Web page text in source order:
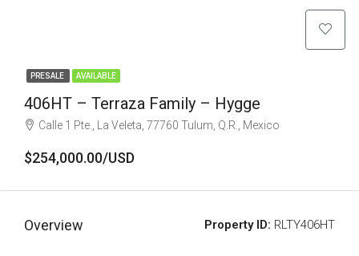
PRESALE AVAILABLE
406HT – Terraza Family – Hygge
Calle 1 Pte., La Veleta, 77760 Tulum, Q.R., Mexico
$254,000.00/USD
Overview Property ID: RLTY406HT